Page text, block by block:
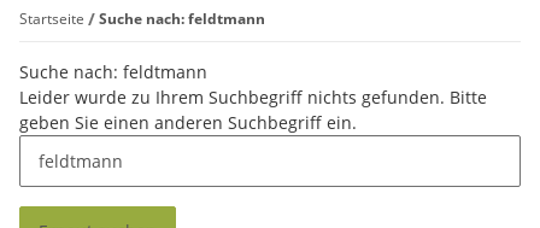
Startseite Suche nach: feldtmann
Suche nach: feldtmann
xLeider wurde zu Ihrem Suchbegriff nichts gefunden. Bitte
geben Sie einen anderen Suchbegriff ein.